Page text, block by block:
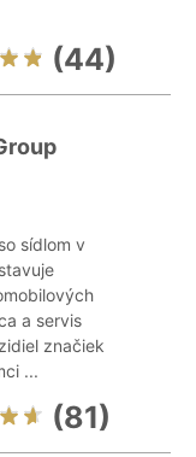
(44)
sídlom v
a servis
značiek
...
(81)